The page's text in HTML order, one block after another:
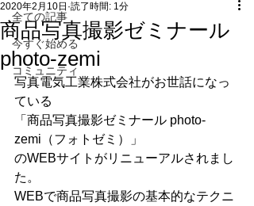
全ての記事
今すぐ始める
コミュニティ
商品写真撮影ゼミナール
photo-zemi
2020年2月10日 読了時間: 1分
写真電気工業株式会社がお世話になっ
ている
「商品写真撮影ゼミナール photo-
zemi（フォトゼミ）」
のWEBサイトがリニューアルされまし
た。
WEBで商品写真撮影の基本的なテクニ